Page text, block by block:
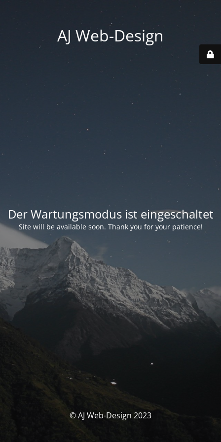
AJ Web-Design
Der Wartungsmodus ist eingeschaltet
Site will be available soon. Thank you for your patience!
© AJ Web-Design 2023